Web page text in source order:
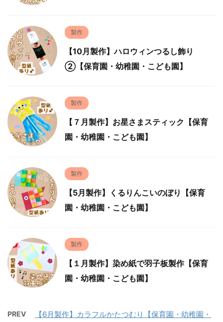
製作
【10月製作】ハロウィンつるし飾り
②【保育園・幼稚園・こども園】
製作
【７月製作】お星さまスティック【保育
園・幼稚園・こども園】
製作
【5月製作】くるりんこいのぼり【保育
園・幼稚園・こども園】
製作
【１月製作】染め紙で羽子板製作【保育
園・幼稚園・こども園】
PREV 【6月製作】カラフルかたつむり【保育園・幼稚園・